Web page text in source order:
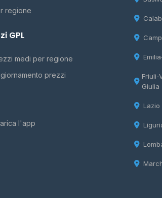
regione
GPL
medi per regione
prezzi
l'app
Friuli-
Giulia
Lazio